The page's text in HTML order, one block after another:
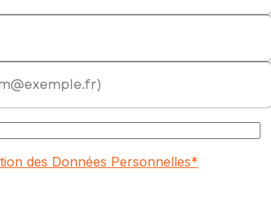
des Données Personnelles*